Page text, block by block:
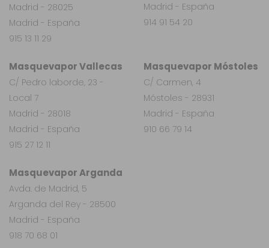
Masquevapor Arganda
Avda. de Madrid, 5
Arganda del Rey - 28500
Madrid - España
918 70 68 01
Madrid - 28025
Madrid - España
915 13 11 29
Masquevapor Vallecas
C/ Pedro laborde, 23 -
Local 7
Madrid - 28018
Madrid - España
915 27 12 11
Masquevapor Móstoles
C/ Carmen, 4
Móstoles - 28931
Madrid - España
910 66 79 14
Madrid - España
914 91 54 20